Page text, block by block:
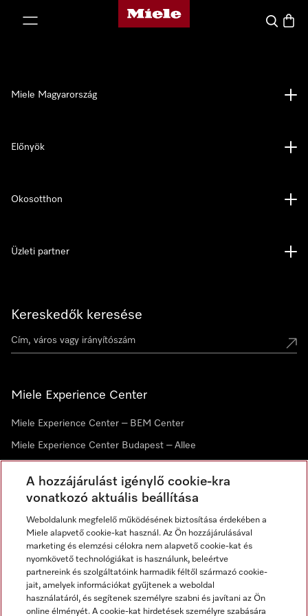
Miele honlapja
Kereses
Kereskedők keresése
Miele Experience Center
Miele Experience Center – BEM Center
Miele Experience Center Budapest – Allee
Hírlevél
Miele Magyarország
Előnyök
Okosotthon
Üzleti partner
A hozzájárulást igénylő cookie-kra
vonatkozó aktuális beállítása
Weboldalunk megfelelő működésének biztosítása érdekében a
Miele alapvető cookie-kat használ. Az Ön hozzájárulásával
marketing és elemzési célokra nem alapvető cookie-kat és
nyomkövető technológiákat is használunk, beleértve
partnereink és szolgáltatóink harmadik féltől származó cookie-
jait, amelyek információkat gyűjtenek a weboldal
használatáról, és segítenek személyre szabni és javítani az Ön
online élményét. A cookie-kat hirdetések személyre szabására